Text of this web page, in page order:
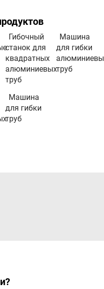
Гибочный
станок для
квадратных
алюминиевых
труб
Машина
для гибки
труб
Машина
для гибки
труб